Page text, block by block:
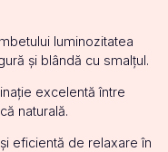
luminozitatea
și blândă cu smalțul.
excelentă între
naturală.
eficientă de relaxare în